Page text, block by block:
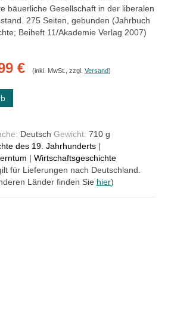
bäuerliche Gesellschaft in der liberalen
275 Seiten, gebunden (Jahrbuch
Beiheft 11/Akademie Verlag 2007)
€ (inkl. MwSt., zzgl. Versand)
Deutsch Gewicht: 710 g
des 19. Jahrhunderts |
| Wirtschaftsgeschichte
für Lieferungen nach Deutschland.
Länder finden Sie hier)